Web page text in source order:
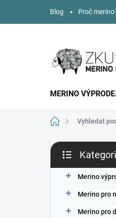
obsah
Blog Proč
MERINO
Domů Vyhledat
P
s
kategorie
Merino
Merino pro
Merino pro